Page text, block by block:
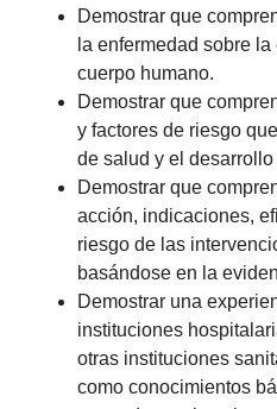
Demostrar que
la enfermedad sobre
cuerpo humano.
Demostrar que
y factores de riesgo
de salud y el
Demostrar que
acción, indicaciones,
riesgo de las
basándose en la
Demostrar una
instituciones
otras instituciones
como conocimientos